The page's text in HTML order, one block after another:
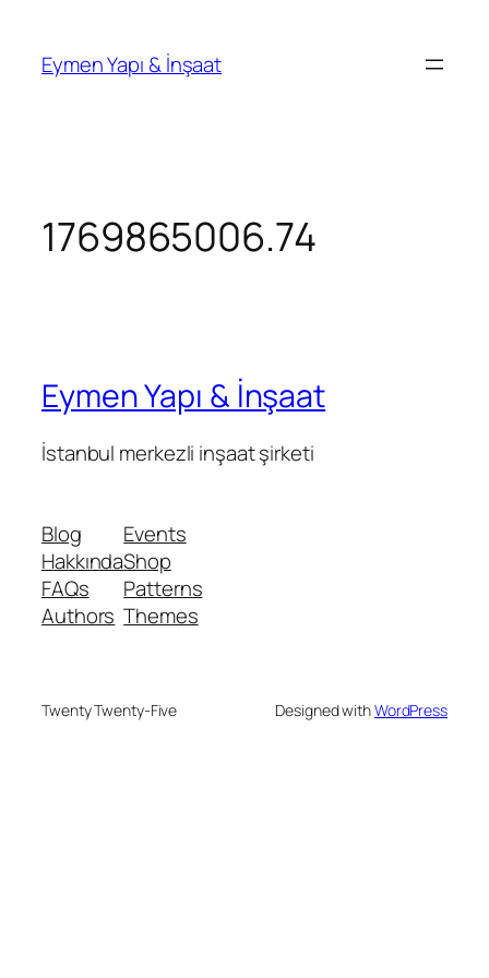
Eymen Yapı & İnşaat
1769865006.74
Eymen Yapı & İnşaat
İstanbul merkezli inşaat şirketi
Blog
Hakkında
FAQs
Authors
Events
Shop
Patterns
Themes
Twenty Twenty-Five Designed withWordPress